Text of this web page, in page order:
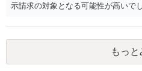
示請求の対象となる可能性が高いで
と存じます。発信者情報開示請求が
者のところに、意見照会がなされま
は、アカウントの登録メールに意見
場合賠償金はいくらでしょうか。 →
もっと